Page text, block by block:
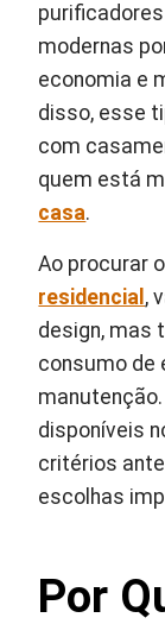
modernas
economia e
disso, esse
com
quem está
casa.
Ao procurar o
residencial ,
design, mas
consumo de
disponíveis
critérios
escolhas
Por